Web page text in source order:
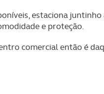
estaciona
e proteção.
comercial então é